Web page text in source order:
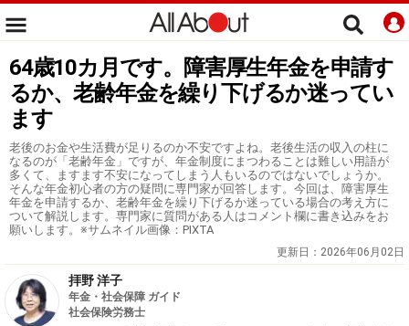
64歳10カ月です。障害厚生年金を申請す
るか、老齢年金を繰り下げるか迷ってい
ます
老後のお金や生活費が足りるのか不安ですよね。老後生活の収入の柱に
なるのが「老齢年金」ですが、年金制度にまつわることは難しい用語が
多くて、ますます不安になってしまう人もいるのではないでしょうか。
そんな年金初心者の方の疑問に専門家が回答します。今回は、障害厚生
年金を申請するか、老齢年金を繰り下げるか迷っている場合の考え方に
ついて解説します。専門家に質問がある人はコメント欄に書き込みをお
願いします。※サムネイル画像：PIXTA
更新日： 2026年06月02日
拝野 洋子
年金・社会保障 ガイド
社会保険労務士